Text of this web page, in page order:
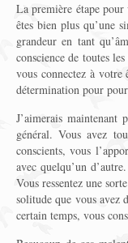
La première étape pour
êtes bien plus qu’une
grandeur en tant
conscience de toutes
vous connectez à
détermination pour
J’aimerais maintenant
général. Vous avez
conscients, vous
avec quelqu’un
Vous ressentez une
solitude que vous avez
certain temps, vous